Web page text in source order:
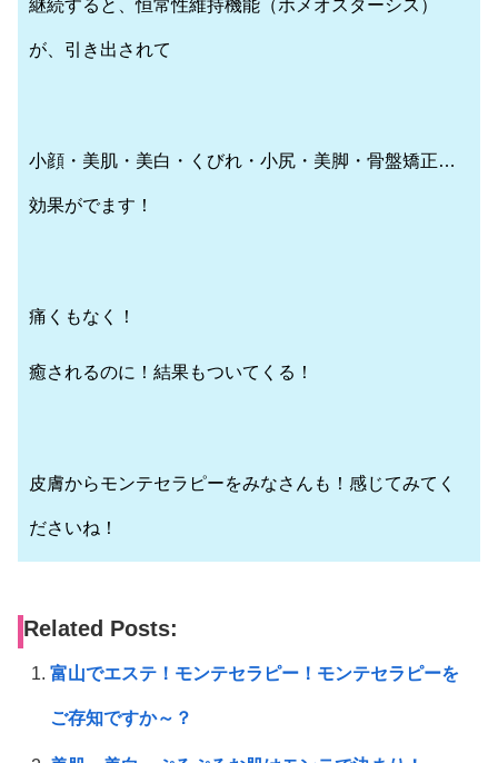
継続すると、恒常性維持機能（ホメオスターシス）
が、引き出されて
小顔・美肌・美白・くびれ・小尻・美脚・骨盤矯正…
効果がでます！
痛くもなく！
癒されるのに！結果もついてくる！
皮膚からモンテセラピーをみなさんも！感じてみてく
ださいね！
Related Posts:
富山でエステ！モンテセラピー！モンテセラピーを
ご存知ですか～？